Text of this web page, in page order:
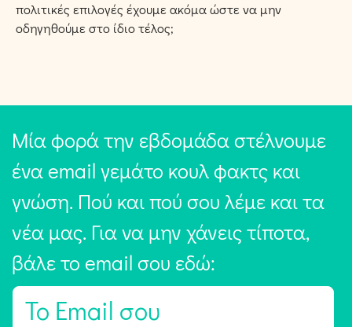
πολιτικές επιλογές έχουμε ακόμα ώστε να μην
οδηγηθούμε στο ίδιο τέλος;
Μία φορά την εβδομάδα στέλνουμε
ένα email γεμάτο κουλ φακτς και
γνώση. Πού και πού σου λέμε και τα
νέα μας. Για να μην χάνεις τίποτα,
βάλε το email σου εδώ:
E